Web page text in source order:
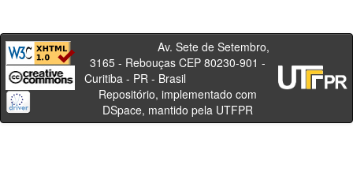
Av. Sete de Setembro,
3165 - Rebouças CEP 80230-901 -
Curitiba - PR - Brasil
Repositório, implementado com
DSpace, mantido pela UTFPR